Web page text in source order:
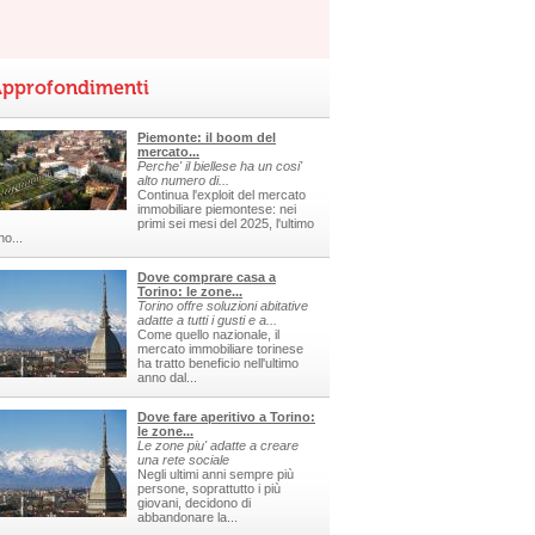
Piemonte: il boom del
mercato...
Perche' il biellese ha un cosi'
alto numero di...
Continua l'exploit del mercato
immobiliare piemontese: nei
primi sei mesi del 2025, l'ultimo
Dove comprare casa a
Torino: le zone...
Torino offre soluzioni abitative
adatte a tutti i gusti e a...
Come quello nazionale, il
mercato immobiliare torinese
ha tratto beneficio nell'ultimo
anno dal...
Dove fare aperitivo a Torino:
le zone...
Le zone piu' adatte a creare
una rete sociale
Negli ultimi anni sempre più
persone, soprattutto i più
giovani, decidono di
abbandonare la...